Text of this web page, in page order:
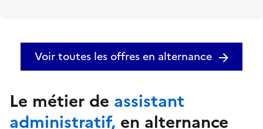
Voir toutes les offres en alternance
Le métier de assistant
administratif, en alternance